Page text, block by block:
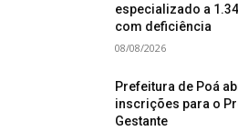
especializado a
com deficiência
08/08/2026
Prefeitura de Poá
inscrições para o
Gestante